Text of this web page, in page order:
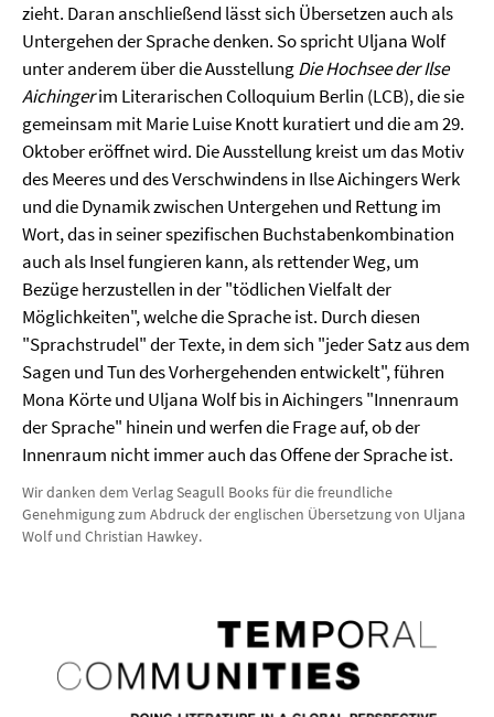
zieht. Daran anschließend lässt sich Übersetzen auch als
Untergehen der Sprache denken. So spricht Uljana Wolf
unter anderem über die AusstellungDie Hochsee der Ilse
Aichingerim Literarischen Colloquium Berlin (LCB), die sie
gemeinsam mit Marie Luise Knott kuratiert und die am 29.
Oktober eröffnet wird. Die Ausstellung kreist um das Motiv
des Meeres und des Verschwindens in Ilse Aichingers Werk
und die Dynamik zwischen Untergehen und Rettung im
Wort, das in seiner spezifischen Buchstabenkombination
auch als Insel fungieren kann, als rettender Weg, um
Bezüge herzustellen in der "tödlichen Vielfalt der
Möglichkeiten", welche die Sprache ist. Durch diesen
"Sprachstrudel" der Texte, in dem sich "jeder Satz aus dem
Sagen und Tun des Vorhergehenden entwickelt", führen
Mona Körte und Uljana Wolf bis in Aichingers "Innenraum
der Sprache" hinein und werfen die Frage auf, ob der
Innenraum nicht immer auch das Offene der Sprache ist.
Wir danken dem Verlag Seagull Books für die freundliche
Genehmigung zum Abdruck der englischen Übersetzung von Uljana
Wolf und Christian Hawkey.